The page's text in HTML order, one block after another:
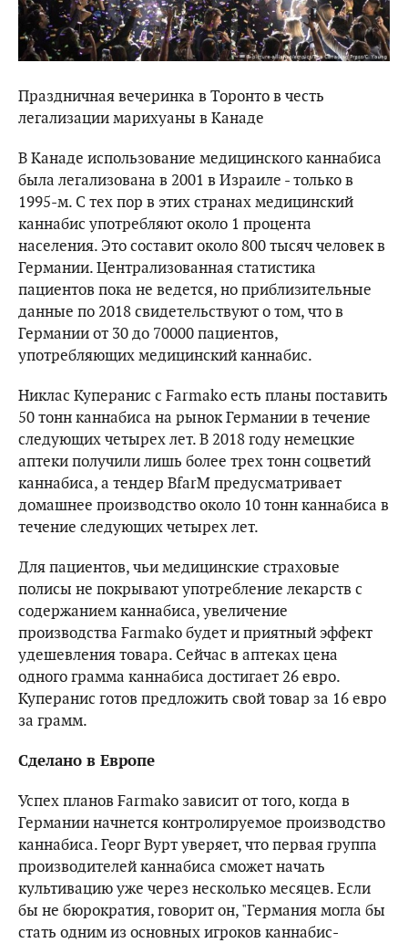
Праздничная вечеринка в Торонто в честь
легализации марихуаны в Канаде
В Канаде использование медицинского каннабиса
была легализована в 2001 в Израиле - только в
1995-м. С тех пор в этих странах медицинский
каннабис употребляют около 1 процента
населения. Это составит около 800 тысяч человек в
Германии. Централизованная статистика
пациентов пока не ведется, но приблизительные
данные по 2018 свидетельствуют о том, что в
Германии от 30 до 70000 пациентов,
употребляющих медицинский каннабис.
Никлас Куперанис с Farmako есть планы поставить
50 тонн каннабиса на рынок Германии в течение
следующих четырех лет. В 2018 году немецкие
аптеки получили лишь более трех тонн соцветий
каннабиса, а тендер BfarM предусматривает
домашнее производство около 10 тонн каннабиса в
течение следующих четырех лет.
Для пациентов, чьи медицинские страховые
полисы не покрывают употребление лекарств с
содержанием каннабиса, увеличение
производства Farmako будет и приятный эффект
удешевления товара. Сейчас в аптеках цена
одного грамма каннабиса достигает 26 евро.
Куперанис готов предложить свой товар за 16 евро
за грамм.
Сделано в Европе
Успех планов Farmako зависит от того, когда в
Германии начнется контролируемое производство
каннабиса. Георг Вурт уверяет, что первая группа
производителей каннабиса сможет начать
культивацию уже через несколько месяцев. Если
бы не бюрократия, говорит он, "Германия могла бы
стать одним из основных игроков каннабис-